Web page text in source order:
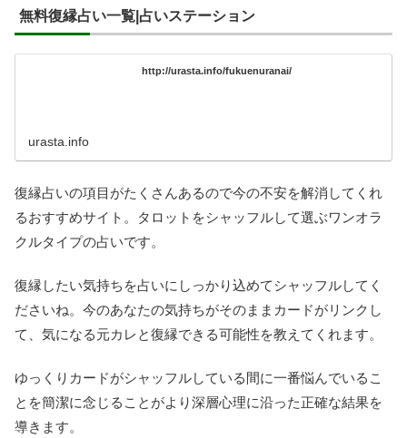
無料復縁占い一覧|占いステーション
http://urasta.info/fukuenuranai/
urasta.info
復縁占いの項目がたくさんあるので今の不安を解消してくれ
るおすすめサイト。タロットをシャッフルして選ぶワンオラ
クルタイプの占いです。
復縁したい気持ちを占いにしっかり込めてシャッフルしてく
ださいね。今のあなたの気持ちがそのままカードがリンクし
て、気になる元カレと復縁できる可能性を教えてくれます。
ゆっくりカードがシャッフルしている間に一番悩んでいるこ
とを簡潔に念じることがより深層心理に沿った正確な結果を
導きます。